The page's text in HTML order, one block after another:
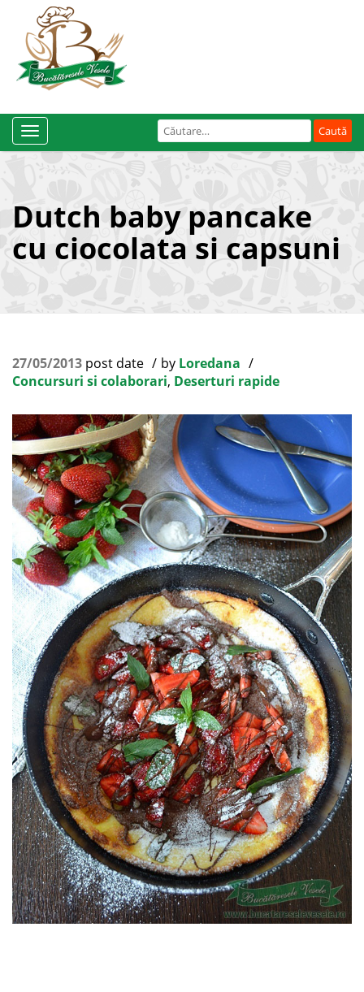
Caută
după:
Toggle
Navigation
Dutch baby pancake
cu ciocolata si capsuni
27/05/2013 post date by Loredana
Concursuri si colaborari, Deserturi rapide